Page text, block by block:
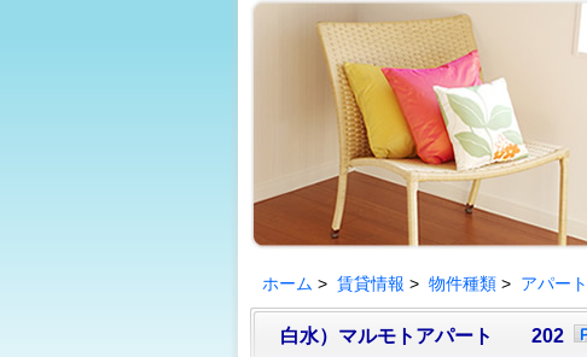
ホーム > 賃貸情報 > 物件種類 > アパー
白水）マルモトアパート 202